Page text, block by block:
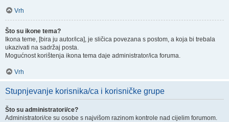
Vrh
Što su ikone tema?
Ikona teme, [bira ju autor/ica], je sličica povezana s postom, a koja bi trebala
ukazivati na sadržaj posta.
Mogućnost korištenja ikona tema daje administrator/ica foruma.
Vrh
Stupnjevanje korisnika/ca i korisničke grupe
Što su administratori/ce?
Administratori/ce su osobe s najvišom razinom kontrole nad cijelim forumom.